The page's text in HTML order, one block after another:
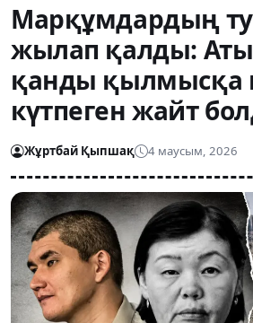
Марқұмдардың
жылап қалды:
қанды қылмысқа
күтпеген жайт
Жұртбай Қыпшақ 4 маусым, 2026